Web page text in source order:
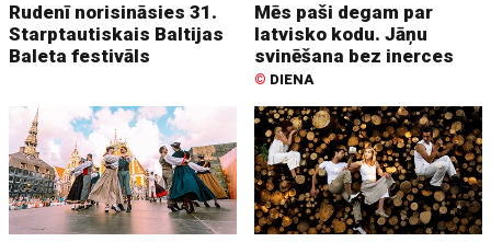
Rudenī norisināsies 31.
Starptautiskais Baltijas
Baleta festivāls
Mēs paši degam par
latvisko kodu. Jāņu
svinēšana bez inerces
© DIENA